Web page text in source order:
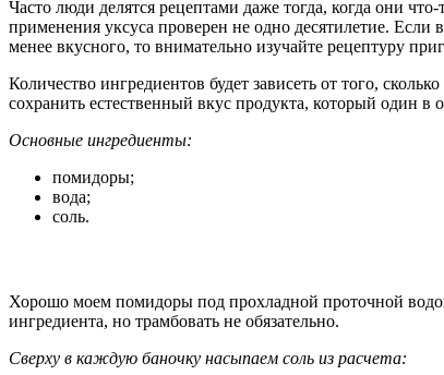
Часто люди делятся рецептами даже тогда, когда они
применения уксуса проверен не одно десятилетие. Если
менее вкусного, то внимательно изучайте рецептуру
Количество ингредиентов будет зависеть от того,
сохранить естественный вкус продукта, который один
Основные ингредиенты:
помидоры;
вода;
соль.
Хорошо моем помидоры под прохладной проточной
ингредиента, но трамбовать не обязательно.
Сверху в каждую баночку насыпаем соль из расчета: